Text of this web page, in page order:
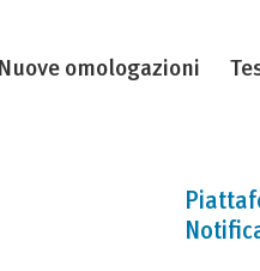
Nuove omologazioni